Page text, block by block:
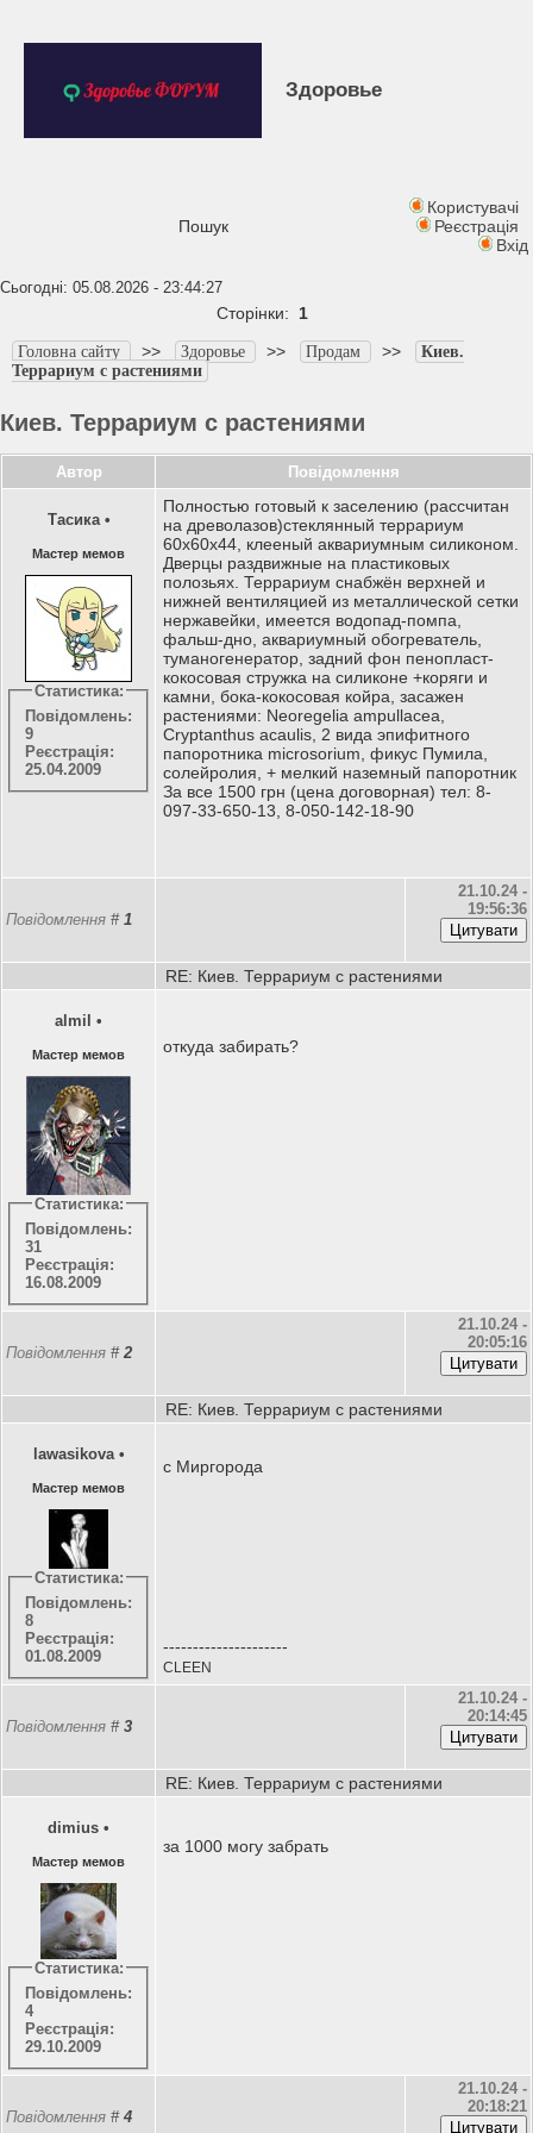
Здоровье
Пошук
Користувачі
Реєстрація
Вхід
Сьогодні: 05.08.2026 - 23:44:27
Сторінки: 1
Головна сайту >> Здоровье >> Продам >>
Киев.
Террариум с растениями
Киев. Террариум с растениями
Автор Повідомлення
Тасика •
Мастер мемов
Статистика:
Повідомлень:
9
Реєстрація:
25.04.2009
Полностью готовый к заселению (рассчитан
на древолазов)стеклянный террариум
60х60х44, клееный аквариумным силиконом.
Дверцы раздвижные на пластиковых
полозьях. Террариум снабжён верхней и
нижней вентиляцией из металлической сетки
нержавейки, имеется водопад-помпа,
фальш-дно, аквариумный обогреватель,
туманогенератор, задний фон пенопласт-
кокосовая стружка на силиконе +коряги и
камни, бока-кокосовая койра, засажен
растениями: Neoregelia ampullacea,
Cryptanthus acaulis, 2 вида эпифитного
папоротника microsorium, фикус Пумила,
солейролия, + мелкий наземный папоротник
За все 1500 грн (цена договорная) тел: 8-
097-33-650-13, 8-050-142-18-90
Повідомлення # 1
21.10.24 -
19:56:36
RE: Киев. Террариум с растениями
almil •
Мастер мемов
Статистика:
Повідомлень:
31
Реєстрація:
16.08.2009
откуда забирать?
Повідомлення # 2
21.10.24 -
20:05:16
RE: Киев. Террариум с растениями
lawasikova •
Мастер мемов
Статистика:
Повідомлень:
8
Реєстрація:
01.08.2009
c Миргорода
---------------------
CLEEN
Повідомлення # 3
21.10.24 -
20:14:45
RE: Киев. Террариум с растениями
dimius •
Мастер мемов
Статистика:
Повідомлень:
4
Реєстрація:
29.10.2009
за 1000 могу забрать
Повідомлення # 4
21.10.24 -
20:18:21